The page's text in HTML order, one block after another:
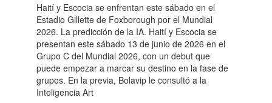
Haití y Escocia se enfrentan este sábado en el
Estadio Gillette de Foxborough por el Mundial
2026. La predicción de la IA. Haití y Escocia se
presentan este sábado 13 de junio de 2026 en el
Grupo C del Mundial 2026, con un debut que
puede empezar a marcar su destino en la fase de
grupos. En la previa, Bolavip le consultó a la
Inteligencia Art